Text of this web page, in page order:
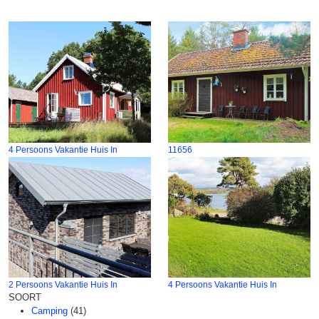
4 Persoons Vakantie Huis In 11656
2 Persoons Vakantie Huis In 4 Persoons Vakantie Huis In
SOORT
Camping (41)